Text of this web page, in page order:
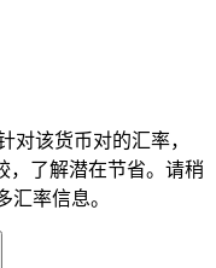
该货币对的汇率，
，了解潜在节省。请稍
率信息。